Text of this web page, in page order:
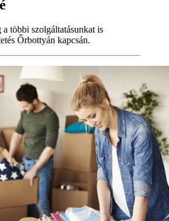
a többi szolgáltatásunkat is
Őrbottyán kapcsán.